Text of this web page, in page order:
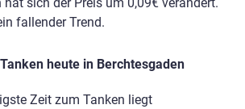
fallender Trend.
heute in Berchtesgaden
Zeit zum Tanken liegt